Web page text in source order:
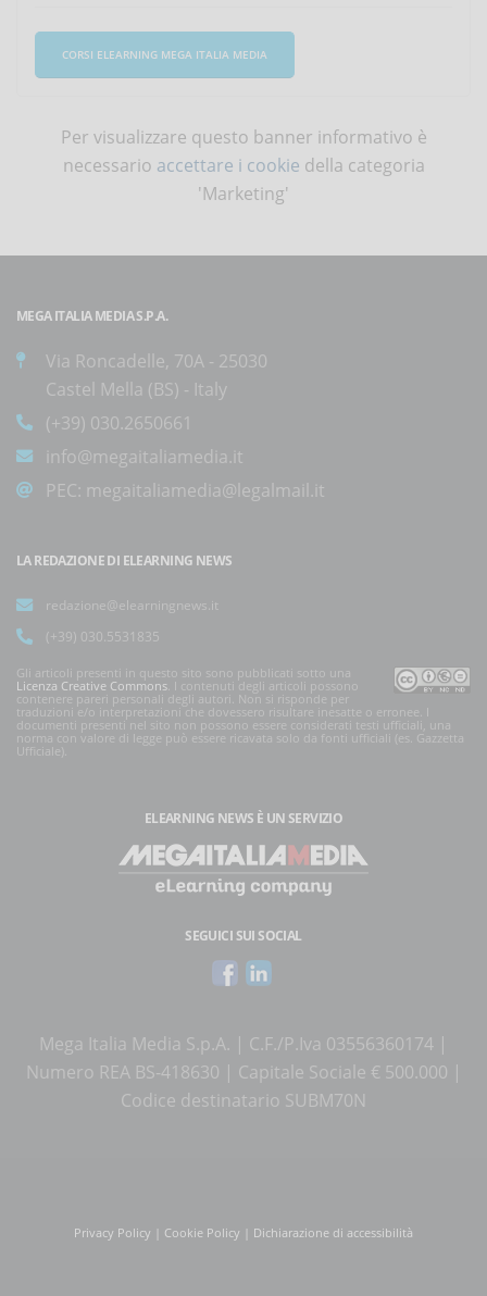
CORSI ELEARNING MEGA ITALIA MEDIA
Per visualizzare questo banner informativo è
necessario accettare i cookie della categoria
'Marketing'
MEGA ITALIA MEDIA S.P.A.
Via Roncadelle, 70A - 25030
Castel Mella (BS) - Italy
(+39) 030.2650661
info@megaitaliamedia.it
PEC: megaitaliamedia@legalmail.it
LA REDAZIONE DI ELEARNING NEWS
redazione@elearningnews.it
(+39) 030.5531835
Gli articoli presenti in questo sito sono pubblicati sotto una
Licenza Creative Commons . I contenuti degli articoli possono
contenere pareri personali degli autori. Non si risponde per
traduzioni e/o interpretazioni che dovessero risultare inesatte o erronee. I
documenti presenti nel sito non possono essere considerati testi ufficiali, una
norma con valore di legge può essere ricavata solo da fonti ufficiali (es. Gazzetta
Ufficiale).
ELEARNING NEWS È UN SERVIZIO
SEGUICI SUI SOCIAL
Mega Italia Media S.p.A. | C.F./P.Iva 03556360174 |
Numero REA BS-418630 | Capitale Sociale € 500.000 |
Codice destinatario SUBM70N
Privacy Policy Cookie Policy Dichiarazione di accessibilità